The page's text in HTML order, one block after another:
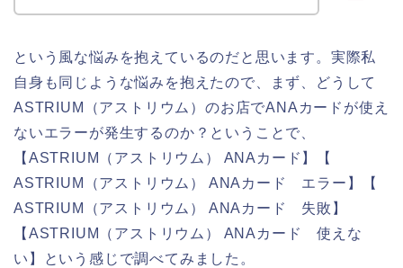
という風な悩みを抱えているのだと思います。実際私
自身も同じような悩みを抱えたので、まず、どうして
ASTRIUM（アストリウム）のお店でANAカードが使え
ないエラーが発生するのか？ということで、
【ASTRIUM（アストリウム） ANAカード】【
ASTRIUM（アストリウム） ANAカード エラー】【
ASTRIUM（アストリウム） ANAカード 失敗】
【ASTRIUM（アストリウム） ANAカード 使えな
い】という感じで調べてみました。